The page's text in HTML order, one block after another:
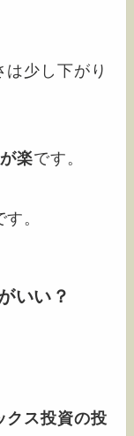
は少し下がり
楽です。
す。
いい？
クス投資の投